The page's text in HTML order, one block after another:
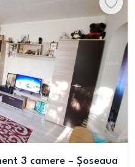
3 camere – Șoseaua